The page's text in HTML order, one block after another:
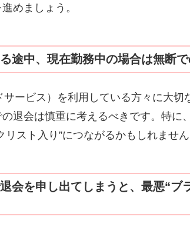
めましょう。
途中、現在勤務中の場合は無断で
サービス）を利用している方々に大切
退会は慎重に考えるべきです。特に
スト入り”につながるかもしれません
会を申し出てしまうと、最悪“ブ